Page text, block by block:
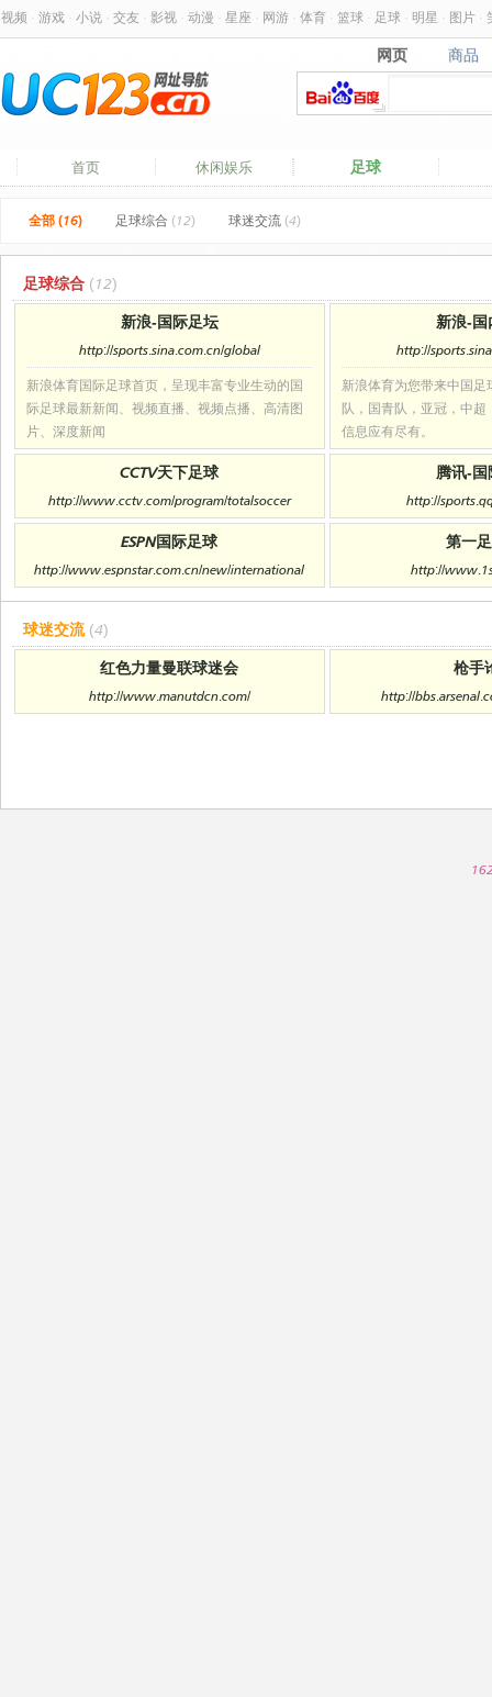
视频 游戏 小说 交友 影视 动漫 星座 网游 体育 篮球 足球 明星 图片
网页
网页 商品
商品
首页 休闲娱乐 足球
全部 (16) 足球综合 (12) 球迷交流 (4)
足球综合 (12)
新浪-国际足坛
http://sports.sina.com.cn/global
新浪体育国际足球首页，呈现丰富专业生动的国
际足球最新新闻、视频直播、视频点播、高清图
片、深度新闻
新浪-国
http://
新浪体育为您带来中国
队，国青队，亚冠，中
信息应有尽有。
CCTV天下足球
http://www.cctv.com/program/totalsoccer
腾讯-国
http://
ESPN国际足球
http://www.espnstar.com.cn/new/international
第一
http://
球迷交流 (4)
红色力量曼联球迷会
http://www.manutdcn.com/
枪手
http://